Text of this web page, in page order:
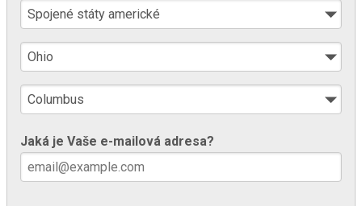
Jaká je Vaše e-mailová adresa?